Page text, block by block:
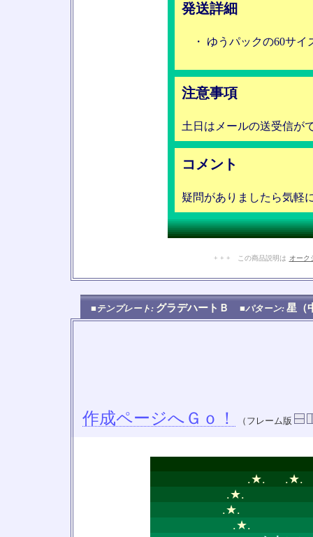
発送詳細
・ ゆうパックの60サイ
注意事項
土日はメールの送受信が
コメント
疑問がありましたら気軽
+ + + この商品説明は オーク
■テンプレート: グラデハートＢ ■パターン: 星
作成ページへＧｏ！ （フレーム版
.★.
.★.
.★.